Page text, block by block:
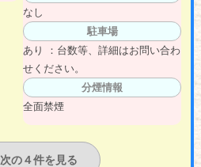
なし
駐車場
あり ：台数等、詳細はお問い合わ
せください。
分煙情報
全面禁煙
次の４件を見る